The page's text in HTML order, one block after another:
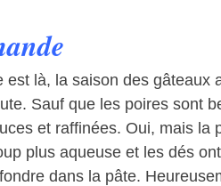
est là, la saison des gâteaux
Sauf que les poires sont
et raffinées. Oui, mais la
plus aqueuse et les dés
dans la pâte.